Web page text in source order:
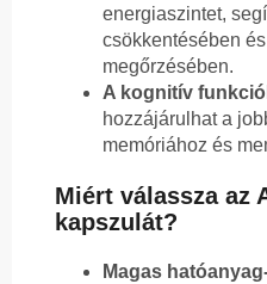
energiaszintet,
csökkentésében
megőrzésében.
A kognitív
hozzájárulhat a
memóriához és
Miért válassza az
kapszulát?
Magas